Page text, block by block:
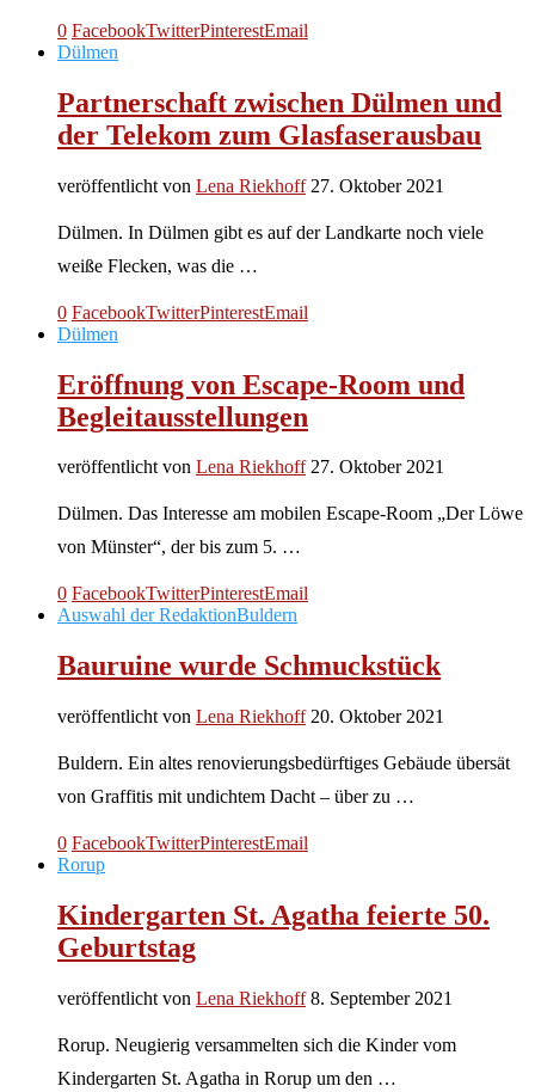
0 FacebookTwitterPinterestEmail
Dülmen
Partnerschaft zwischen Dülmen und
der Telekom zum Glasfaserausbau
veröffentlicht von Lena Riekhoff 27. Oktober 2021
Dülmen. In Dülmen gibt es auf der Landkarte noch viele
weiße Flecken, was die …
0 FacebookTwitterPinterestEmail
Dülmen
Eröffnung von Escape-Room und
Begleitausstellungen
veröffentlicht von Lena Riekhoff 27. Oktober 2021
Dülmen. Das Interesse am mobilen Escape-Room „Der Löwe
von Münster“, der bis zum 5. …
0 FacebookTwitterPinterestEmail
Auswahl der RedaktionBuldern
Bauruine wurde Schmuckstück
veröffentlicht von Lena Riekhoff 20. Oktober 2021
Buldern. Ein altes renovierungsbedürftiges Gebäude übersät
von Graffitis mit undichtem Dacht – über zu …
0 FacebookTwitterPinterestEmail
Rorup
Kindergarten St. Agatha feierte 50.
Geburtstag
veröffentlicht von Lena Riekhoff 8. September 2021
Rorup. Neugierig versammelten sich die Kinder vom
Kindergarten St. Agatha in Rorup um den …